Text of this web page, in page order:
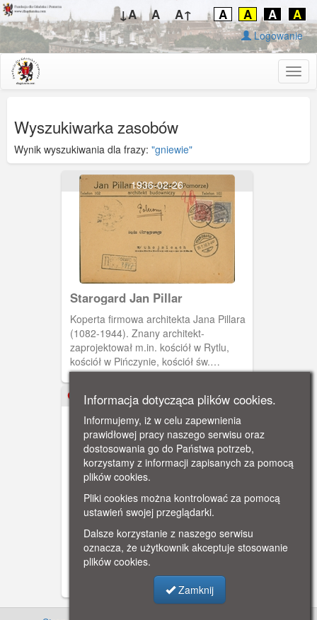
↓A A A↑ A A A A
Logowanie
Wyszukiwarka zasobów
Wynik wyszukiwania dla frazy: "gniewie"
1936-02-26
Starogard Jan Pillar
Koperta firmowa architekta Jana Pillara
(1082-1944). Znany architekt-
zaprojektował m.in. kościół w Rytlu,
kościół w Pińczynie, kościół św.
Wojciecha w Starogardzie, gmach
gen. Hallera. Działacz społeczny i
narodowy. Komendant tajnej
Organizacji Gryf Pomorski miasta
Starogard. Zginął w Stutthofie.
1939-09
Gniew; Kampania wrześniowa -
Czarno-biała fotografia przedstawiająca
niemiecki czołg PzKpfw IV Ausf. B
przejeżdżający po moście pontonowym
przez Wisłę w Gniewie we wrześniu
1939 roku. W tle widoczna jest
charakterystyczna sylwetka zamku
Informacja dotycząca plików cookies.
Informujemy, iż w celu zapewnienia
prawidłowej pracy naszego serwisu oraz
dostosowania go do Państwa potrzeb,
korzystamy z informacji zapisanych za pomocą
plików cookies.
Pliki cookies można kontrolować za pomocą
ustawień swojej przeglądarki.
Dalsze korzystanie z naszego serwisu
oznacza, że użytkownik akceptuje stosowanie
plików cookies.
Zamknij